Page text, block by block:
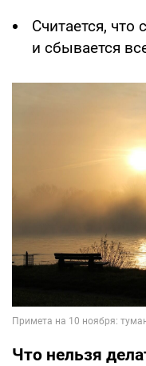
Считается,
и сбывается
Что нельзя